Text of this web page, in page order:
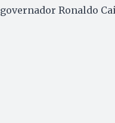
governador Ronaldo